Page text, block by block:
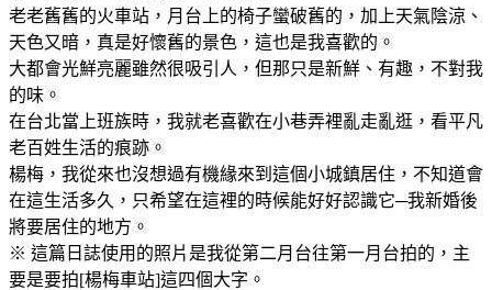
老老舊舊的火車站，月台上的椅子蠻破舊的，加上天氣陰涼、
天色又暗，真是好懷舊的景色，這也是我喜歡的。
大都會光鮮亮麗雖然很吸引人，但那只是新鮮、有趣，不對我
的味。
在台北當上班族時，我就老喜歡在小巷弄裡亂走亂逛，看平凡
老百姓生活的痕跡。
楊梅，我從來也沒想過有機緣來到這個小城鎮居住，不知道會
在這生活多久，只希望在這裡的時候能好好認識它─我新婚後
將要居住的地方。
※ 這篇日誌使用的照片是我從第二月台往第一月台拍的，主
要是要拍[楊梅車站]這四個大字。